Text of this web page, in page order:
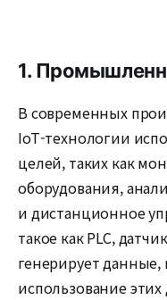
1.
В современных
IoT-технологии
целей, таких как
оборудования,
и дистанционное
такое как PLC,
генерирует
использование